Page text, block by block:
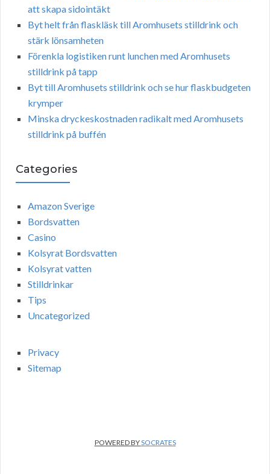
att skapa sidointäkt
Byt helt från flaskläsk till Aromhusets stilldrink och
stärk lönsamheten
Förenkla logistiken runt lunchen med Aromhusets
stilldrink på tapp
Byt till Aromhusets stilldrink och se hur flaskbudgeten
krymper
Minska dryckeskostnaden radikalt med Aromhusets
stilldrink på buffén
Categories
Amazon Sverige
Bordsvatten
Casino
Kolsyrat Bordsvatten
Kolsyrat vatten
Stilldrinkar
Tips
Uncategorized
Privacy
Sitemap
POWERED BYSOCRATES